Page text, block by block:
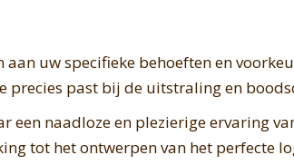
uw specifieke behoeften en
past bij de uitstraling en
een naadloze en plezierige ervaring
tot het ontwerpen van het perfecte